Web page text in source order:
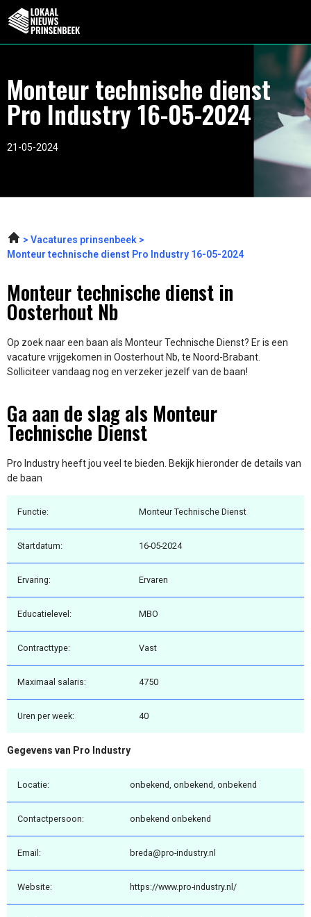
Monteur technische dienst
Pro Industry 16-05-2024
21-05-2024
Vacatures prinsenbeek
Monteur technische dienst Pro Industry 16-05-2024
Monteur technische dienst in
Oosterhout Nb
Op zoek naar een baan als Monteur Technische Dienst? Er is een
vacature vrijgekomen in Oosterhout Nb, te Noord-Brabant.
Solliciteer vandaag nog en verzeker jezelf van de baan!
Ga aan de slag als Monteur
Technische Dienst
Pro Industry heeft jou veel te bieden. Bekijk hieronder de details van
de baan
Functie: Monteur Technische Dienst
Startdatum: 16-05-2024
Ervaring: Ervaren
Educatielevel: MBO
Contracttype: Vast
Maximaal salaris: 4750
Uren per week: 40
Gegevens van Pro Industry
Locatie: onbekend, onbekend, onbekend
Contactpersoon: onbekend onbekend
Email: breda@pro-industry.nl
Website: https://www.pro-industry.nl/